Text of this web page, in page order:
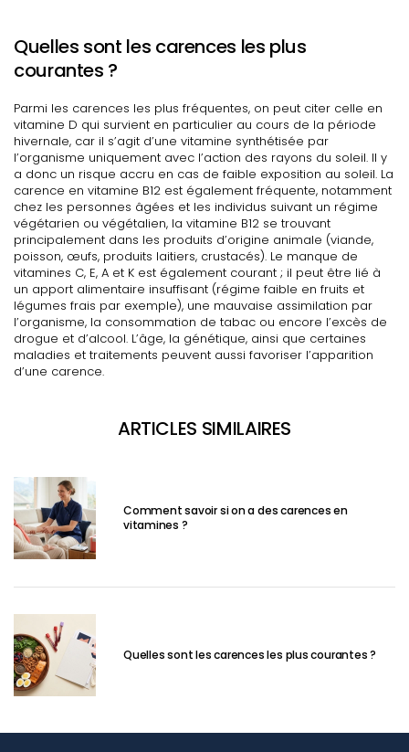
Quelles sont les carences les plus
courantes ?
Parmi les carences les plus fréquentes, on peut citer celle en
vitamine D qui survient en particulier au cours de la période
hivernale, car il s’agit d’une vitamine synthétisée par
l’organisme uniquement avec l’action des rayons du soleil. Il y
a donc un risque accru en cas de faible exposition au soleil. La
carence en vitamine B12 est également fréquente, notamment
chez les personnes âgées et les individus suivant un régime
végétarien ou végétalien, la vitamine B12 se trouvant
principalement dans les produits d’origine animale (viande,
poisson, œufs, produits laitiers, crustacés). Le manque de
vitamines C, E, A et K est également courant ; il peut être lié à
un apport alimentaire insuffisant (régime faible en fruits et
légumes frais par exemple), une mauvaise assimilation par
l’organisme, la consommation de tabac ou encore l’excès de
drogue et d’alcool. L’âge, la génétique, ainsi que certaines
maladies et traitements peuvent aussi favoriser l’apparition
d’une carence.
ARTICLES SIMILAIRES
Comment savoir si on a des carences en
vitamines ?
Quelles sont les carences les plus courantes ?